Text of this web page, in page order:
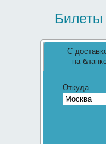
Билеты
С
на
Откуда